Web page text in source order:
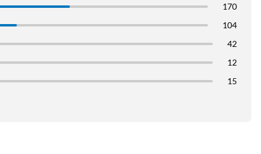
170
104
42
12
15